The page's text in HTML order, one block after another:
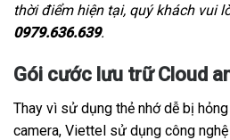
thời điểm hiện tại, quý khách vui
0979.636.639.
Gói cước lưu trữ Cloud
Thay vì sử dụng thẻ nhớ dễ bị
camera, Viettel sử dụng công